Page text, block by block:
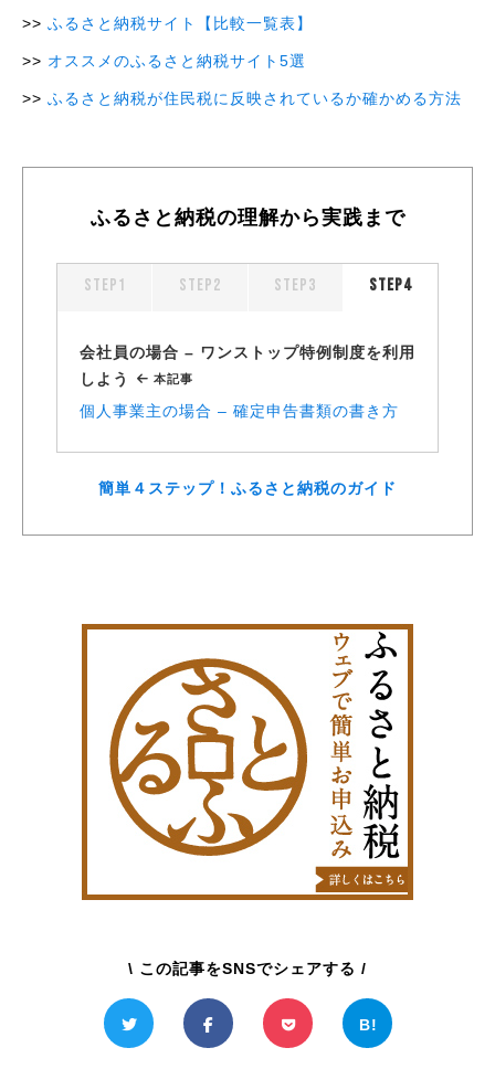
ふるさと納税サイト【比較一覧表】
オススメのふるさと納税サイト5選
ふるさと納税が住民税に反映されているか確かめる方法
ふるさと納税の理解から実践まで
STEP1 STEP2 STEP3 STEP4
会社員の場合 – ワンストップ特例制度を利用
しよう
個人事業主の場合 – 確定申告書類の書き方
簡単４ステップ！ふるさと納税のガイド
\ この記事をSNSでシェアする /